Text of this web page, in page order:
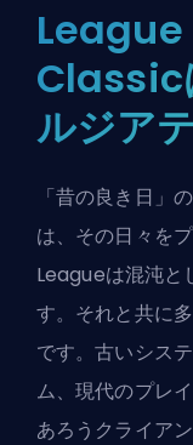
Classic
ルジア
「昔の良き日」
は、その日々を
Leagueは混沌と
す。それと共に
です。古いシス
ム、現代のプレ
あろうクライア